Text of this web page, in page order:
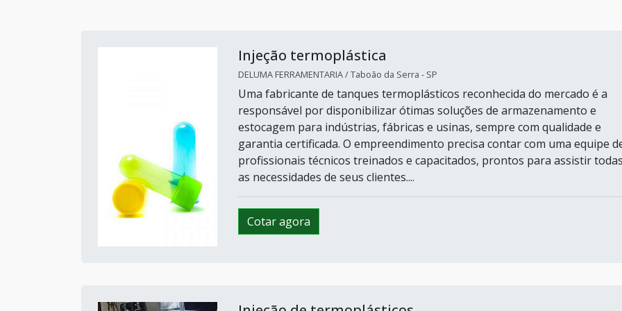
Injeção termoplástica
DELUMA FERRAMENTARIA / Taboão da Serra - SP
Uma fabricante de tanques termoplásticos reconhecida do mercado é a
responsável por disponibilizar ótimas soluções de armazenamento e
estocagem para indústrias, fábricas e usinas, sempre com qualidade e
garantia certificada. O empreendimento precisa contar com uma equipe
profissionais técnicos treinados e capacitados, prontos para assistir
as necessidades de seus clientes....
Cotar agora